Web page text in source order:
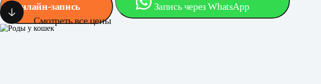
Онлайн-запись
Запись через WhatsApp
Смотреть все цены